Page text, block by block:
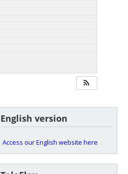
English version
Access our English website here